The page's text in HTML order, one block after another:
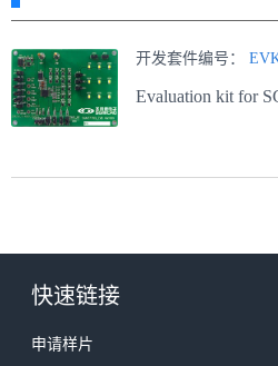
开发套件编号：
Evaluation kit for
快速链接
申请样片